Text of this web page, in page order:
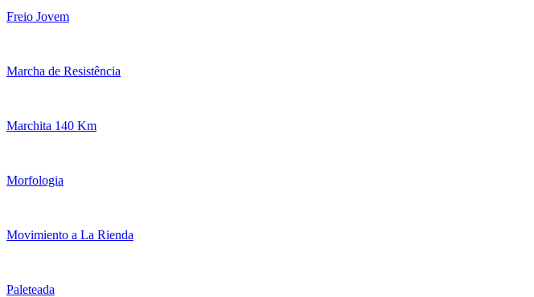
Freio Jovem
Marcha de Resistência
Marchita 140 Km
Morfologia
Movimiento a La Rienda
Paleteada